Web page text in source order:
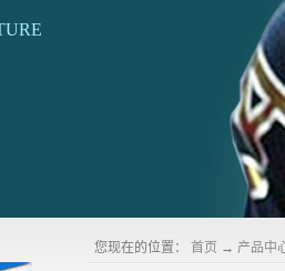
您现在的位置： 首页 → 产品中